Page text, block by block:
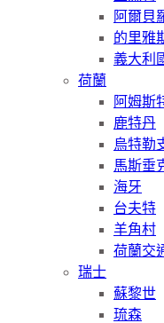
阿爾貝
的里雅
義大利
荷蘭
阿姆斯
鹿特丹
烏特勒
馬斯垂
海牙
台夫特
羊角村
荷蘭交
瑞士
蘇黎世
琉森